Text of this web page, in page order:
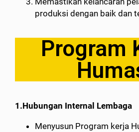
produksi dengan baik dan
Program
1.Hubungan Internal Lembaga
Menyusun Program kerja